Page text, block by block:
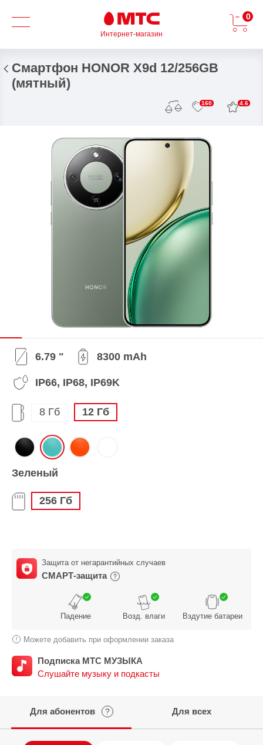
Интернет-магазин
0
Смартфон HONOR X9d 12/256GB
(мятный)
160 4.6
6.79 " 8300 mAh
IP66, IP68, IP69K
8 Гб 12 Гб
Зеленый
256 Гб
Защита от негарантийных случаев
СМАРТ-защита
Падение Возд. влаги Вздутие батареи
Можете добавить при оформлении заказа
Подписка МТС МУЗЫКА
Слушайте музыку и подкасты
Для абонентов ? Для всех